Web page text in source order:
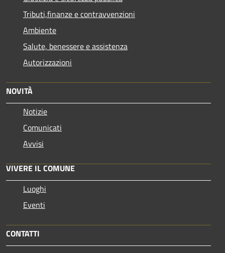
Tributi,finanze e contravvenzioni
Ambiente
Salute, benessere e assistenza
Autorizzazioni
NOVITÀ
Notizie
Comunicati
Avvisi
VIVERE IL COMUNE
Luoghi
Eventi
CONTATTI